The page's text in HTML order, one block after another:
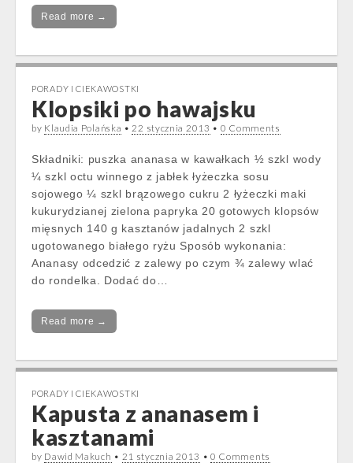
Read more →
PORADY I CIEKAWOSTKI
Klopsiki po hawajsku
by Klaudia Polańska •22 stycznia 2013 • 0 Comments
Składniki: puszka ananasa w kawałkach ½ szkl wody
¼ szkl octu winnego z jabłek łyżeczka sosu
sojowego ¼ szkl brązowego cukru 2 łyżeczki maki
kukurydzianej zielona papryka 20 gotowych klopsów
mięsnych 140 g kasztanów jadalnych 2 szkl
ugotowanego białego ryżu Sposób wykonania:
Ananasy odcedzić z zalewy po czym ¾ zalewy wlać
do rondelka. Dodać do…
Read more →
PORADY I CIEKAWOSTKI
Kapusta z ananasem i
kasztanami
by Dawid Makuch • 21 stycznia 2013 • 0 Comments